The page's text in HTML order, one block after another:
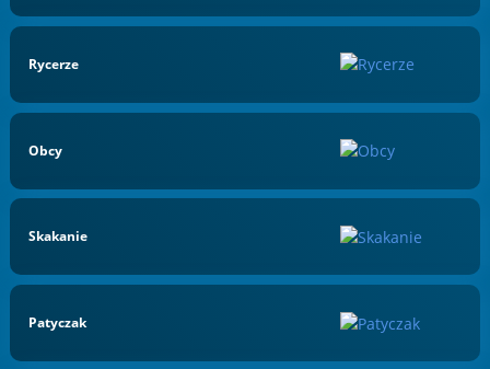
Rycerze
Obcy
Skakanie
Patyczak